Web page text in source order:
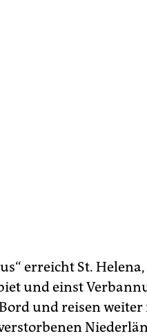
erreicht St.
und einst
und reisen